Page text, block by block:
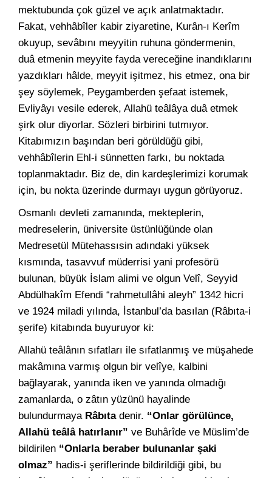
mektubunda çok güzel ve açık anlatmaktadır.
Fakat, vehhâbîler kabir ziyaretine, Kurân-ı Kerîm
okuyup, sevâbını meyyitin ruhuna göndermenin,
duâ etmenin meyyite fayda vereceğine inandıklarını
yazdıkları hâlde, meyyit işitmez, his etmez, ona bir
şey söylemek, Peygamberden şefaat istemek,
Evliyâyı vesile ederek, Allahü teâlâya duâ etmek
şirk olur diyorlar. Sözleri birbirini tutmıyor.
Kitabımızın başından beri görüldüğü gibi,
vehhâbîlerin Ehl-i sünnetten farkı, bu noktada
toplanmaktadır. Biz de, din kardeşlerimizi korumak
için, bu nokta üzerinde durmayı uygun görüyoruz.
Osmanlı devleti zamanında, mekteplerin,
medreselerin, üniversite üstünlüğünde olan
Medresetül Mütehassısin adındaki yüksek
kısmında, tasavvuf müderrisi yani profesörü
bulunan, büyük İslam alimi ve olgun Velî, Seyyid
Abdülhakîm Efendi “rahmetullâhi aleyh” 1342 hicri
ve 1924 miladi yılında, İstanbul’da basılan (Râbıta-i
şerife) kitabında buyuruyor ki:
Allahü teâlânın sıfatları ile sıfatlanmış ve müşahede
makâmına varmış olgun bir velîye, kalbini
bağlayarak, yanında iken ve yanında olmadığı
zamanlarda, o zâtın yüzünü hayalinde
bulundurmaya Râbıtadenir. “Onlar görülünce,
Allahü teâlâ hatırlanır” ve Buhârîde ve Müslim’de
bildirilen “Onlarla beraber bulunanlar şaki
olmaz” hadis-i şeriflerinde bildirildiği gibi, bu